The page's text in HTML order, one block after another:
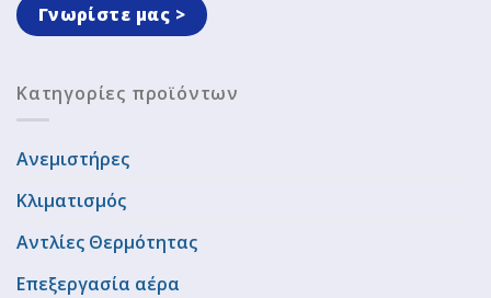
Γνωρίστε μας >
Κατηγορίες προϊόντων
Ανεμιστήρες
Κλιματισμός
Αντλίες Θερμότητας
Επεξεργασία αέρα